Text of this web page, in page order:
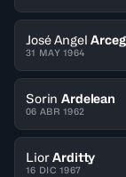
José Angel
31 MAY 1964
Sorin Ardelean
06 ABR 1962
Lior Arditty
16 DIC 1967